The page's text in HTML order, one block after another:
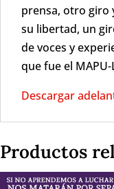
prensa, otro giro
su libertad, un
de voces y
que fue el
Descargar
Productos